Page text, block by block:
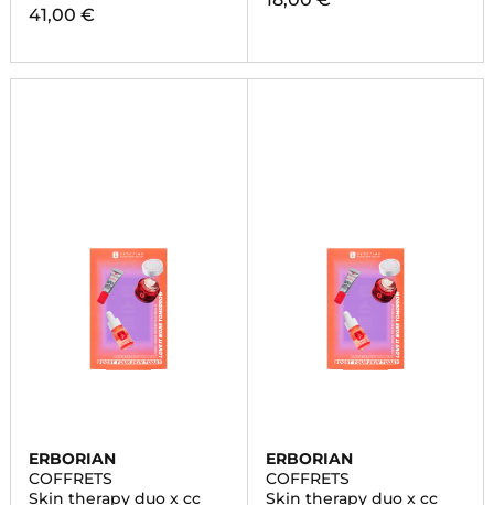
41,00 €
ERBORIAN
COFFRETS
Skin therapy duo x cc
ERBORIAN
COFFRETS
Skin therapy duo x cc